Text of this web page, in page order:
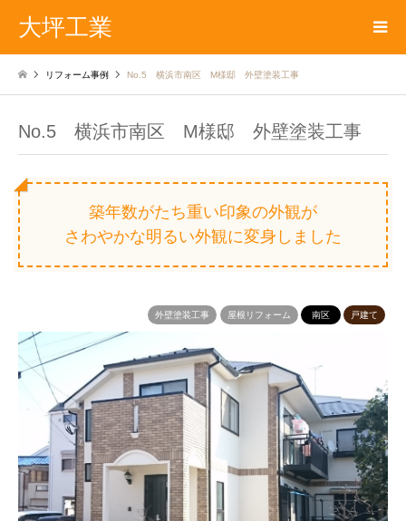
大坪工業
リフォーム事例 No.5 横浜市南区 M様邸 外壁塗装工事
No.5 横浜市南区 M様邸 外壁塗装工事
築年数がたち重い印象の外観が
さわやかな明るい外観に変身しました
外壁塗装工事 屋根リフォーム 南区 戸建て